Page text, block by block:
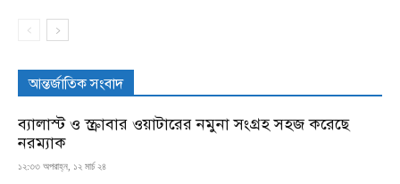
আন্তর্জাতিক সংবাদ
ব্যালাস্ট ও স্ক্রাবার ওয়াটারের নমুনা সংগ্রহ সহজ করেছে
নরম্যাক
১২:৩৩ অপরাহ্ন, ১২ মার্চ ২৪